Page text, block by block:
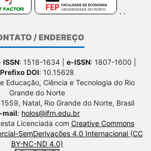
/ ENDEREÇO
ISSN: 1518-1634 | e-ISSN: 1807-1600 |
Prefixo DOI: 10.15628
Educação, Ciência e Tecnologia do Rio
Grande do Norte
Natal, Rio Grande do Norte, Brasil
mail: holos@ifrn.edu.br
Licenciada com Creative Commons
SemDerivações 4.0 Internacional (CC
BY-NC-ND 4.0)